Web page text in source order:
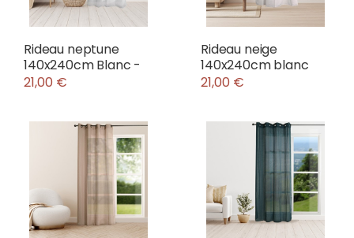
Rideau neptune
140x240cm Blanc -
21,00 €
Rideau neige
140x240cm blanc
21,00 €